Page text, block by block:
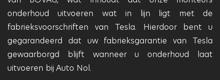
onderhoud uitvoeren wat in lijn ligt met de
fabrieksvoorschriften van Tesla. Hierdoor bent u
gegarandeerd dat uw fabrieksgarantie van Tesla
gewaarborgd blijft wanneer u onderhoud laat
uitvoeren bij Auto Nol.